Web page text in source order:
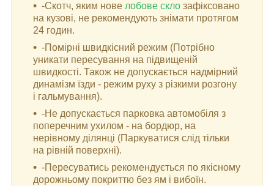
-Скотч, яким нове лобове скло зафіксовано
на кузові, не рекомендують знімати протягом
24 годин.
-Помірні швидкісний режим (Потрібно
уникати пересування на підвищеній
швидкості. Також не допускається надмірний
динамізм їзди - режим руху з різкими розгону
і гальмування).
-Не допускається парковка автомобіля з
поперечним ухилом - на бордюр, на
нерівному ділянці (Паркуватися слід тільки
на рівній поверхні).
-Пересуватись рекомендується по якісному
дорожньому покриттю без ям і вибоїн.